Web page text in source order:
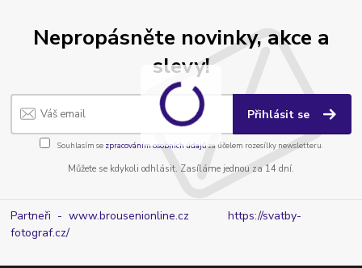
Nepropásněte novinky, akce a
slevy!
Přihlásit se
Souhlasím se zpracováním osobních údajůza účelem rozesílky newsletteru.
Můžete se kdykoli odhlásit. Zasíláme jednou za 14 dní.
Partneři - www.brousenionline.czhttps://svatby-
fotograf.cz/